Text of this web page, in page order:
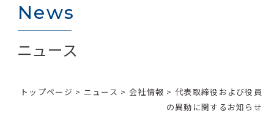
News
ニュース
トップページ > ニュース > 会社情報 > 代表取締役および役員
の異動に関するお知らせ